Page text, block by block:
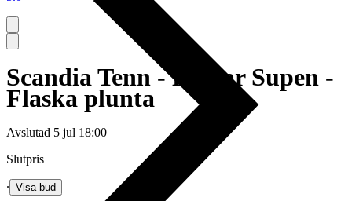
Scandia Tenn - Kostar Supen -
Flaska plunta
Avslutad 5 jul 18:00
Slutpris
∙ Visa bud